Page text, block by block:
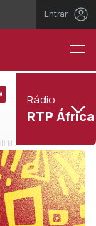
Entrar
Rádio
RTP África